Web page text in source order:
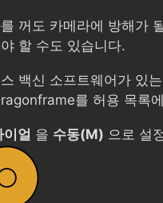
꺼도 카메라에 방해가
할 수도 있습니다.
백신 소프트웨어가 있
를 허용 목록
이얼 을 수동(M) 으로 설